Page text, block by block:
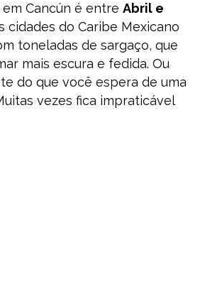
Cancún é entre Abril e
cidades do Caribe Mexicano
toneladas de sargaço, que
mais escura e fedida. Ou
do que você espera de uma
vezes fica impraticável